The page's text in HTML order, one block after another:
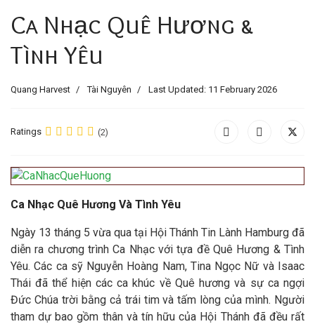
Ca Nhạc Quê Hương &
Tình Yêu
Quang Harvest Tài Nguyên Last Updated: 11 February 2026
Ratings (2)
Ca Nhạc Quê Hương Và Tình Yêu
Ngày 13 tháng 5 vừa qua tại Hội Thánh Tin Lành Hamburg đã
diễn ra chương trình Ca Nhạc với tựa đề Quê Hương & Tình
Yêu. Các ca sỹ Nguyễn Hoàng Nam, Tina Ngọc Nữ và Isaac
Thái đã thể hiện các ca khúc về Quê hương và sự ca ngợi
Đức Chúa trời bằng cả trái tim và tấm lòng của mình. Người
tham dự bao gồm thân và tín hữu của Hội Thánh đã đều rất